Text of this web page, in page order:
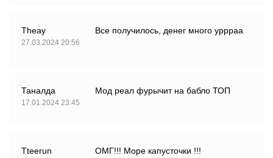
Theay
27.03.2024 20:56
Все получилось, денег много уррраа
Таналда
17.01.2024 23:45
Мод реал фурычит на бабло ТОП
Tteerun ОМГ!!! Море капусточки !!!